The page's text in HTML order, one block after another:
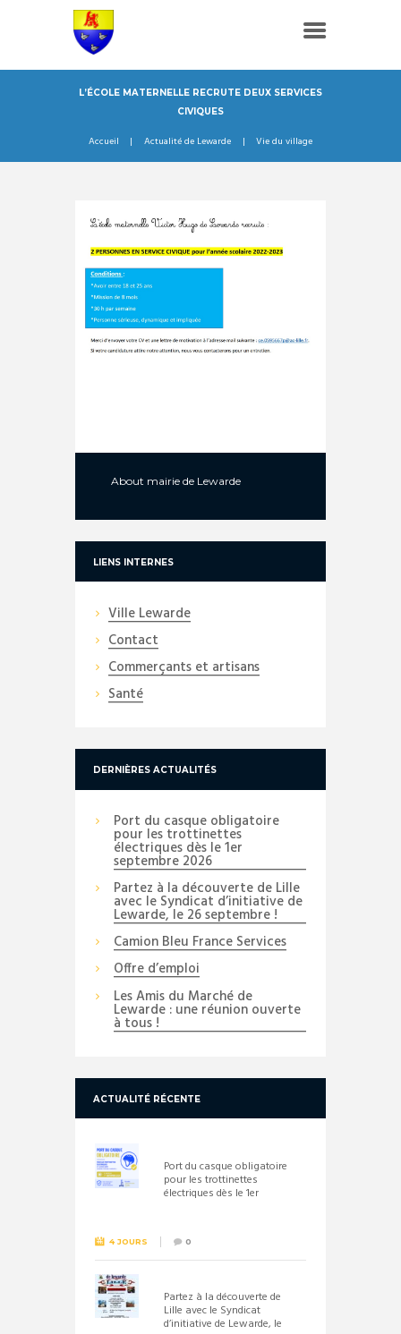
L’ÉCOLE MATERNELLE RECRUTE DEUX SERVICES
CIVIQUES
Accueil Actualité de Lewarde Vie du village
About mairie de Lewarde
LIENS INTERNES
Ville Lewarde
Contact
Commerçants et artisans
Santé
DERNIÈRES ACTUALITÉS
Port du casque obligatoire
pour les trottinettes
électriques dès le 1er
septembre 2026
Partez à la découverte de Lille
avec le Syndicat d’initiative de
Lewarde, le 26 septembre !
Camion Bleu France Services
Offre d’emploi
Les Amis du Marché de
Lewarde : une réunion ouverte
à tous !
ACTUALITÉ RÉCENTE
Port du casque obligatoire
pour les trottinettes
électriques dès le 1er
4 JOURS 0
Partez à la découverte de
Lille avec le Syndicat
d’initiative de Lewarde, le